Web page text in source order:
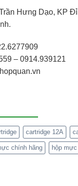
Hưng Dạo, KP
– 0914.939121
cartridge 12A
chính hãng hộp